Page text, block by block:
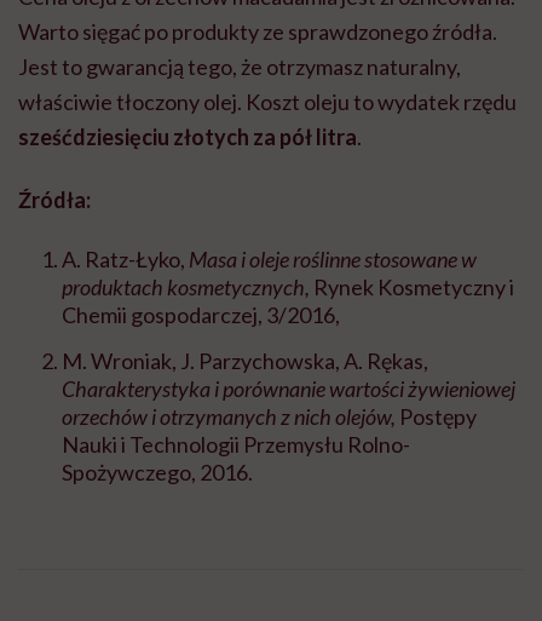
Warto sięgać po produkty ze sprawdzonego źródła.
Jest to gwarancją tego, że otrzymasz naturalny,
właściwie tłoczony olej. Koszt oleju to wydatek rzędu
sześćdziesięciu złotych za pół litra.
Źródła:
A. Ratz-Łyko, Masa i oleje roślinne stosowane w
produktach kosmetycznych, Rynek Kosmetyczny i
Chemii gospodarczej, 3/2016,
M. Wroniak, J. Parzychowska, A. Rękas,
Charakterystyka i porównanie wartości żywieniowej
orzechów i otrzymanych z nich olejów, Postępy
Nauki i Technologii Przemysłu Rolno-
Spożywczego, 2016.